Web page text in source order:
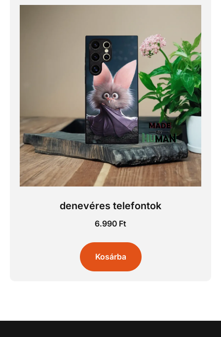
denevéres telefontok
6.990 Ft
Kosárba